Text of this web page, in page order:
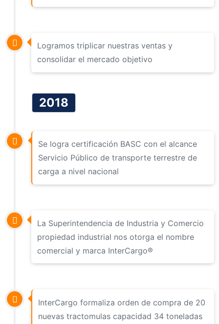
Logramos triplicar nuestras ventas y
consolidar el mercado objetivo
2018
Se logra certificación BASC con el alcance
Servicio Público de transporte terrestre de
carga a nivel nacional
La Superintendencia de Industria y Comercio
propiedad industrial nos otorga el nombre
comercial y marca InterCargo®
InterCargo formaliza orden de compra de 20
nuevas tractomulas capacidad 34 toneladas